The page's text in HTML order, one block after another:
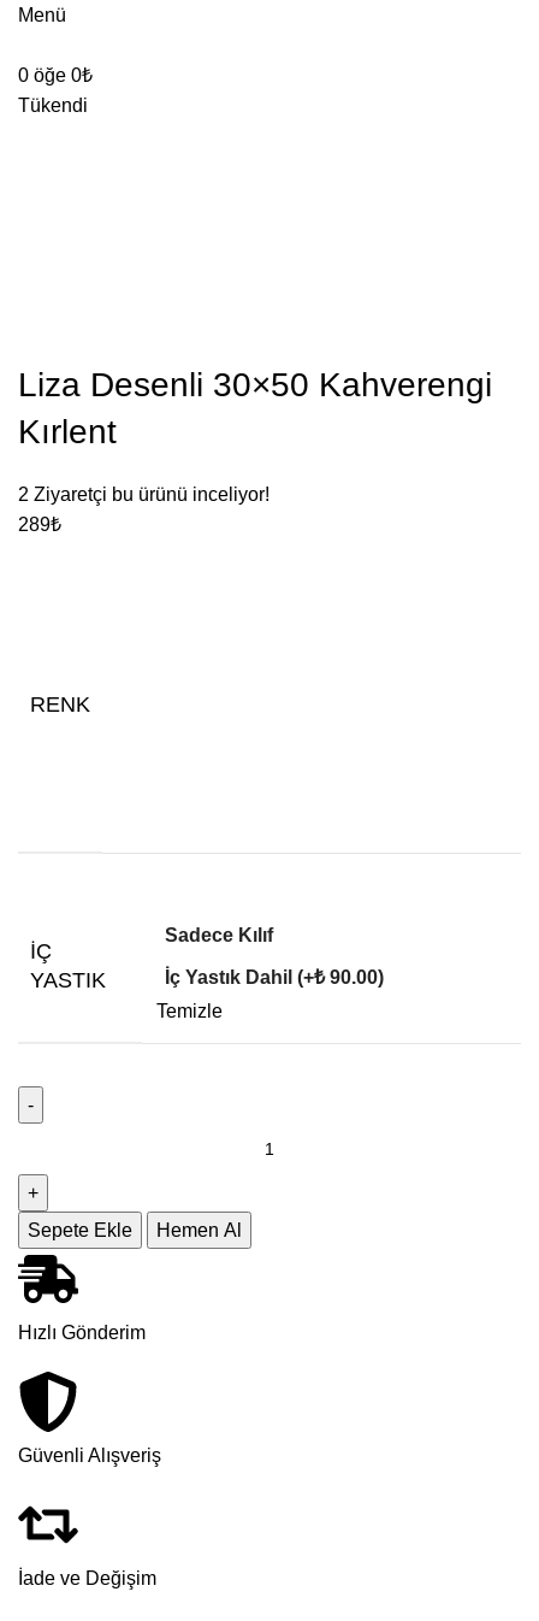
Menü
0 öğe 0₺
Tükendi
Liza Desenli 30×50 Kahverengi
Kırlent
2 Ziyaretçi bu ürünü inceliyor!
289₺
RENK
İÇ
YASTIK
Sadece Kılıf
İç Yastık Dahil (+₺ 90.00)
Temizle
Sepete Ekle Hemen Al
Hızlı Gönderim
Güvenli Alışveriş
İade ve Değişim